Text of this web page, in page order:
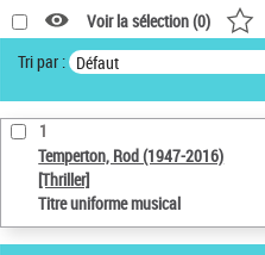
Voir la sélection (0)
Tri par : Défaut
1
Temperton, Rod (1947-2016)
[Thriller]
Titre uniforme musical